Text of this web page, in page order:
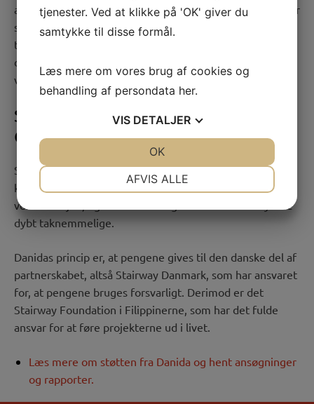
anvendes til administration og drift. Dette tilskud dækker
stort set alle vores udgifter til hjemmeside, møder,
transport, revision, tilsynsrejser osv. Det betyder, at alle
de penge, som bliver doneret i Danmark, går ubeskåret
videre til arbejdet i Filippinerne.
STØTTE FRA DANIDA’S
CIVILSAMFUNDSPULJE
Siden 2004 har Stairway modtaget i alt omkring 12 mio.
kr. i støtte fra Danida. Det har været en kæmpe hjælp til
vores arbejde, og vi er Danida og de danske skatteydere
dybt taknemmelige.
Danidas princip er, at pengene gives til den danske del af
partnerskabet, altså Stairway Danmark, som har ansvaret
for, at pengene bruges forsvarligt. Derimod er det
Stairway Foundation i Filippinerne, som har det fulde
ansvar for at føre projekterne ud i livet.
Læs mere om støtten fra Danida og hent ansøgninger
og rapporter.
tjenester. Ved at klikke på 'OK' giver du
samtykke til disse formål.
Læs mere om vores brug af cookies og
behandling af persondata her.
VIS DETALJER
MARKETING
AFVIS ALLE
OK